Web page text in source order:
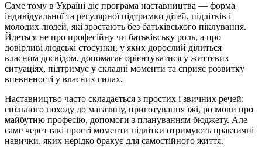
Саме тому в Україні діє програма наставництва — форма
індивідуальної та регулярної підтримки дітей, підлітків і
молодих людей, які зростають без батьківського піклування.
Йдеться не про професійну чи батьківську роль, а про
довірливі людські стосунки, у яких дорослий ділиться
власним досвідом, допомагає орієнтуватися у життєвих
ситуаціях, підтримує у складні моменти та сприяє розвитку
впевненості у власних силах.
Наставництво часто складається з простих і звичних речей:
спільного походу до магазину, приготування їжі, розмови про
майбутню професію, допомоги з плануванням бюджету. Але
саме через такі прості моменти підлітки отримують практичні
навички, яких нерідко бракує для самостійного життя.